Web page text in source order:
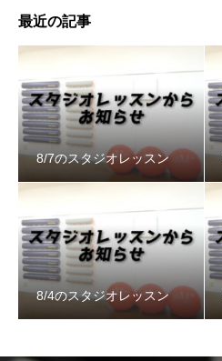
最近の記事
8/7のスタジオレッスン
8/4のスタジオレッスン